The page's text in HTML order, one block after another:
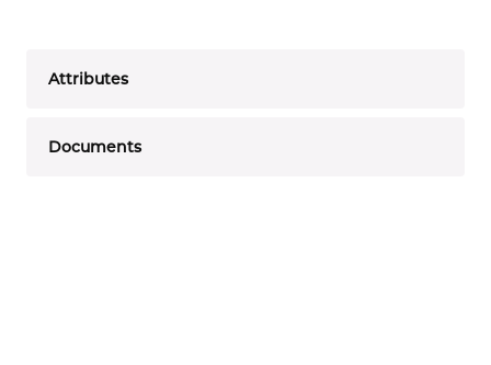
Attributes
Documents